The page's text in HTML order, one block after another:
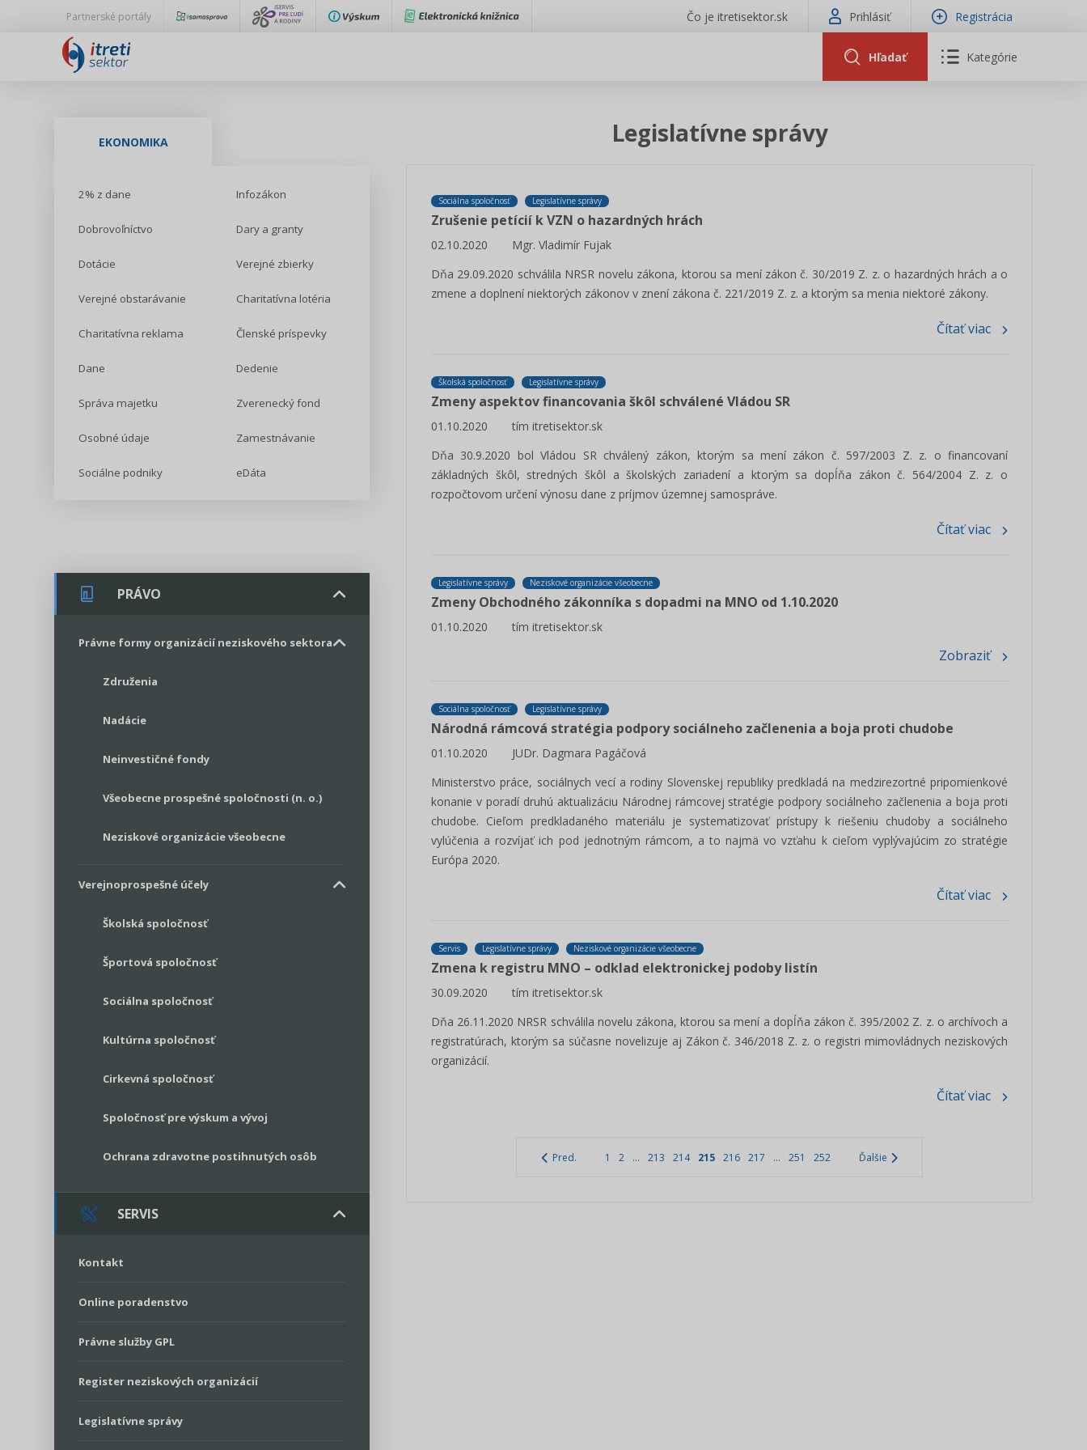
Partnerské portály Čo je itretisektor.sk Prihlásiť Registrácia
Hľadať Kategórie
EKONOMIKA
2% z dane Infozákon
Dobrovoľníctvo Dary a granty
Dotácie Verejné zbierky
Verejné obstarávanie Charitatívna lotéria
Charitatívna reklama Členské príspevky
Dane Dedenie
Správa majetku Zverenecký fond
Osobné údaje Zamestnávanie
Sociálne podniky eDáta
PRÁVO
Právne formy organizácií neziskového sektora
Združenia
Nadácie
Neinvestičné fondy
Všeobecne prospešné spoločnosti (n. o.)
Neziskové organizácie všeobecne
Verejnoprospešné účely
Školská spoločnosť
Športová spoločnosť
Sociálna spoločnosť
Kultúrna spoločnosť
Cirkevná spoločnosť
Spoločnosť pre výskum a vývoj
Ochrana zdravotne postihnutých osôb
SERVIS
Kontakt
Online poradenstvo
Právne služby GPL
Register neziskových organizácií
Legislatívne správy
Legislatívne správy
Sociálna spoločnosť Legislatívne správy
Zrušenie petícií k VZN o hazardných hrách
02.10.2020
Mgr. Vladimír Fujak
Dňa 29.09.2020 schválila NRSR novelu zákona, ktorou sa mení zákon č. 30/2019 Z. z. o hazardných hrách a o
zmene a doplnení niektorých zákonov v znení zákona č. 221/2019 Z. z. a ktorým sa menia niektoré zákony.
Čítať viac
Školská spoločnosť Legislatívne správy
Zmeny aspektov financovania škôl schválené Vládou SR
01.10.2020
tím itretisektor.sk
Dňa 30.9.2020 bol Vládou SR chválený zákon, ktorým sa mení zákon č. 597/2003 Z. z. o financovaní
základných škôl, stredných škôl a školských zariadení a ktorým sa dopĺňa zákon č. 564/2004 Z. z. o
rozpočtovom určení výnosu dane z príjmov územnej samospráve.
Čítať viac
Legislatívne správy Neziskové organizácie všeobecne
Zmeny Obchodného zákonníka s dopadmi na MNO od 1.10.2020
01.10.2020 tím itretisektor.sk
Zobraziť
Sociálna spoločnosť Legislatívne správy
Národná rámcová stratégia podpory sociálneho začlenenia a boja proti chudobe
01.10.2020
JUDr. Dagmara Pagáčová
Ministerstvo práce, sociálnych vecí a rodiny Slovenskej republiky predkladá na medzirezortné pripomienkové
konanie v poradí druhú aktualizáciu Národnej rámcovej stratégie podpory sociálneho začlenenia a boja proti
chudobe. Cieľom predkladaného materiálu je systematizovať prístupy k riešeniu chudoby a sociálneho
vylúčenia a rozvíjať ich pod jednotným rámcom, a to najmä vo vzťahu k cieľom vyplývajúcim zo stratégie
Európa 2020.
Čítať viac
Servis Legislatívne správy Neziskové organizácie všeobecne
Zmena k registru MNO – odklad elektronickej podoby listín
30.09.2020
tím itretisektor.sk
Dňa 26.11.2020 NRSR schválila novelu zákona, ktorou sa mení a dopĺňa zákon č. 395/2002 Z. z. o archívoch a
registratúrach, ktorým sa súčasne novelizuje aj Zákon č. 346/2018 Z. z. o registri mimovládnych neziskových
organizácií.
Čítať viac
Pred. 1 2 ... 213 214 215 216 217 ... 251 252 Ďalšie